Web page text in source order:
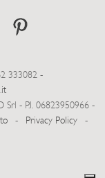
333082 -
- P.I. 06823950966 -
- Privacy Policy
-